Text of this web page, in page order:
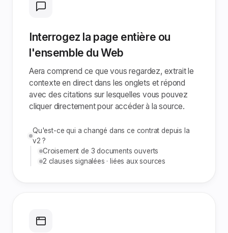
Interrogez la page entière ou
l'ensemble du Web
Aera comprend ce que vous regardez, extrait le
contexte en direct dans les onglets et répond
avec des citations sur lesquelles vous pouvez
cliquer directement pour accéder à la source.
Qu'est-ce qui a changé dans ce contrat depuis la
v2 ?
Croisement de 3 documents ouverts
2 clauses signalées · liées aux sources